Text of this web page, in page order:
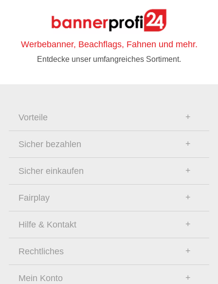
Werbebanner, Beachflags, Fahnen und mehr.
Entdecke unser umfangreiches Sortiment.
Vorteile
Sicher bezahlen
Sicher einkaufen
Fairplay
Hilfe & Kontakt
Rechtliches
Mein Konto